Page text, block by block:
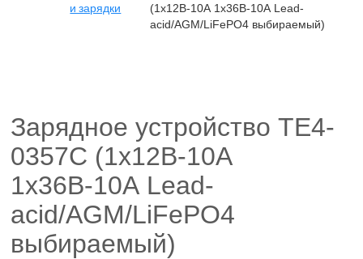
и зарядки
(1х12В-10А 1х36В-10А Lead-
acid/AGM/LiFePO4 выбираемый)
Зарядное устройство ТЕ4-
0357C (1х12В-10А
1х36В-10А Lead-
acid/AGM/LiFePO4
выбираемый)